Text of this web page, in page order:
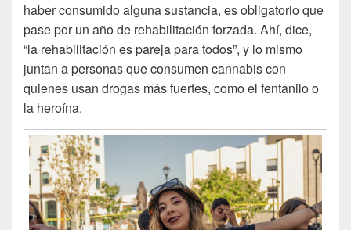
haber consumido alguna sustancia, es obligatorio que
pase por un año de rehabilitación forzada. Ahí, dice,
“la rehabilitación es pareja para todos”, y lo mismo
juntan a personas que consumen cannabis con
quienes usan drogas más fuertes, como el fentanilo o
la heroína.